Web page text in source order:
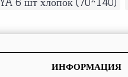
ИНФОРМАЦИЯ